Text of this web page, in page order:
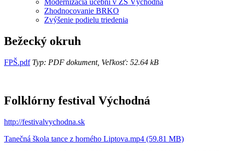
Modernizácia učební v ZŠ Východná
Zhodnocovanie BRKO
Zvýšenie podielu triedenia
Bežecký okruh
FPŠ.pdfTyp: PDF dokument, Veľkosť: 52.64 kB
Folklórny festival Východná
http://festivalvychodna.sk
Tanečná škola tance z horného Liptova.mp4 (59.81 MB)